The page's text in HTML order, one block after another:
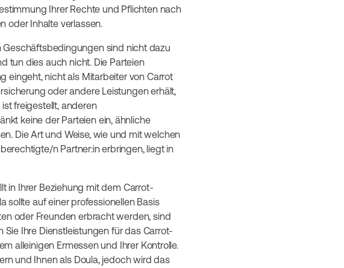
Ihrer Rechte und Pflichten nach
oder Inhalte verlassen.
Geschäftsbedingungen sind nicht dazu
tun dies auch nicht. Die Parteien
eingeht, nicht als Mitarbeiter von Carrot
oder andere Leistungen erhält,
freigestellt, anderen
keine der Parteien ein, ähnliche
Die Art und Weise, wie und mit welchen
n Partner:in erbringen, liegt in
in Ihrer Beziehung mit dem Carrot-
sollte auf einer professionellen Basis
oder Freunden erbracht werden, sind
Ihre Dienstleistungen für das Carrot-
alleinigen Ermessen und Ihrer Kontrolle.
und Ihnen als Doula, jedoch wird das